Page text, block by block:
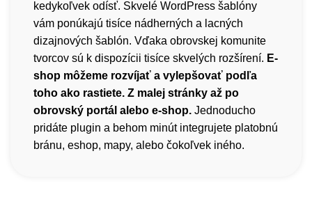
kedykoľvek odísť. Skvelé WordPress šablóny
vám ponúkajú tisíce nádherných a lacných
dizajnových šablón. Vďaka obrovskej komunite
tvorcov sú k dispozícii tisíce skvelých rozšírení. E-
shop môžeme rozvíjať a vylepšovať podľa
toho ako rastiete. Z malej stránky až po
obrovský portál alebo e-shop. Jednoducho
pridáte plugin a behom minút integrujete platobnú
bránu, eshop, mapy, alebo čokoľvek iného.